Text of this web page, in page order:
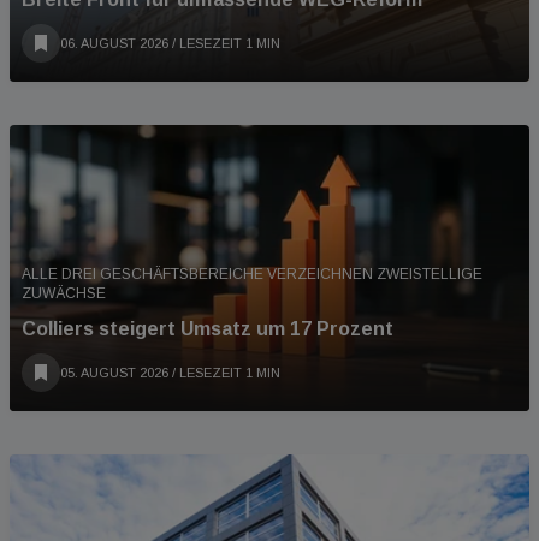
06. AUGUST 2026 / LESEZEIT 1 MIN
ALLE DREI GESCHÄFTSBEREICHE VERZEICHNEN ZWEISTELLIGE
ZUWÄCHSE
Colliers steigert Umsatz um 17 Prozent
05. AUGUST 2026 / LESEZEIT 1 MIN